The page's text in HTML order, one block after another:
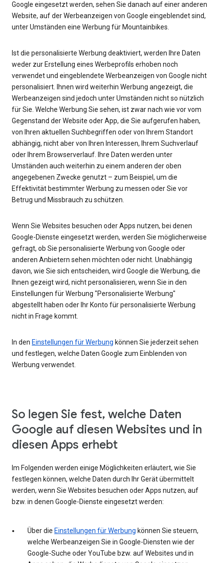
Google eingesetzt werden, sehen Sie danach auf einer anderen
Website, auf der Werbeanzeigen von Google eingeblendet sind,
unter Umständen eine Werbung für Mountainbikes.
Ist die personalisierte Werbung deaktiviert, werden Ihre Daten
weder zur Erstellung eines Werbeprofils erhoben noch
verwendet und eingeblendete Werbeanzeigen von Google nicht
personalisiert. Ihnen wird weiterhin Werbung angezeigt, die
Werbeanzeigen sind jedoch unter Umständen nicht so nützlich
für Sie. Welche Werbung Sie sehen, ist zwar nach wie vor vom
Gegenstand der Website oder App, die Sie aufgerufen haben,
von Ihren aktuellen Suchbegriffen oder von Ihrem Standort
abhängig, nicht aber von Ihren Interessen, Ihrem Suchverlauf
oder Ihrem Browserverlauf. Ihre Daten werden unter
Umständen auch weiterhin zu einem anderen der oben
angegebenen Zwecke genutzt – zum Beispiel, um die
Effektivität bestimmter Werbung zu messen oder Sie vor
Betrug und Missbrauch zu schützen.
Wenn Sie Websites besuchen oder Apps nutzen, bei denen
Google-Dienste eingesetzt werden, werden Sie möglicherweise
gefragt, ob Sie personalisierte Werbung von Google oder
anderen Anbietern sehen möchten oder nicht. Unabhängig
davon, wie Sie sich entscheiden, wird Google die Werbung, die
Ihnen gezeigt wird, nicht personalisieren, wenn Sie in den
Einstellungen für Werbung "Personalisierte Werbung"
abgestellt haben oder Ihr Konto für personalisierte Werbung
nicht in Frage kommt.
In den Einstellungen für Werbung können Sie jederzeit sehen
und festlegen, welche Daten Google zum Einblenden von
Werbung verwendet.
So legen Sie fest, welche Daten
Google auf diesen Websites und in
diesen Apps erhebt
Im Folgenden werden einige Möglichkeiten erläutert, wie Sie
festlegen können, welche Daten durch Ihr Gerät übermittelt
werden, wenn Sie Websites besuchen oder Apps nutzen, auf
bzw. in denen Google-Dienste eingesetzt werden:
Über die Einstellungen für Werbung können Sie steuern,
welche Werbeanzeigen Sie in Google-Diensten wie der
Google-Suche oder YouTube bzw. auf Websites und in